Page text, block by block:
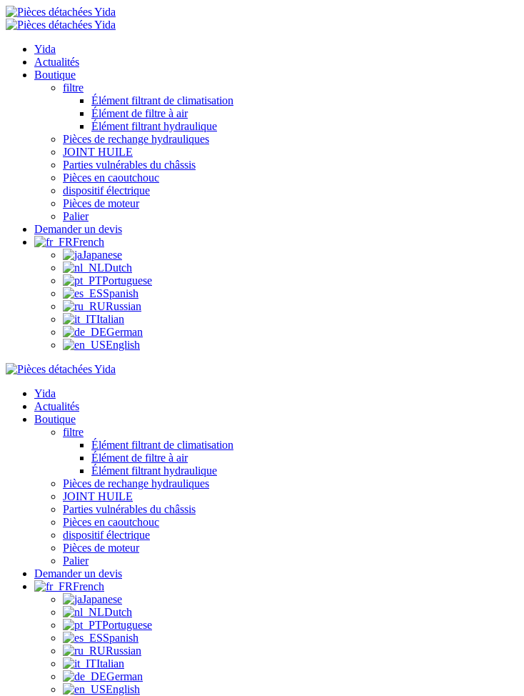
Yida
Actualités
Boutique
filtre
Élément filtrant de climatisation
Élément de filtre à air
Élément filtrant hydraulique
Pièces de rechange hydrauliques
JOINT HUILE
Parties vulnérables du châssis
Pièces en caoutchouc
dispositif électrique
Pièces de moteur
Palier
Demander un devis
French
Japanese
Dutch
Portuguese
Spanish
Russian
Italian
German
English
Yida
Actualités
Boutique
filtre
Élément filtrant de climatisation
Élément de filtre à air
Élément filtrant hydraulique
Pièces de rechange hydrauliques
JOINT HUILE
Parties vulnérables du châssis
Pièces en caoutchouc
dispositif électrique
Pièces de moteur
Palier
Demander un devis
French
Japanese
Dutch
Portuguese
Spanish
Russian
Italian
German
English